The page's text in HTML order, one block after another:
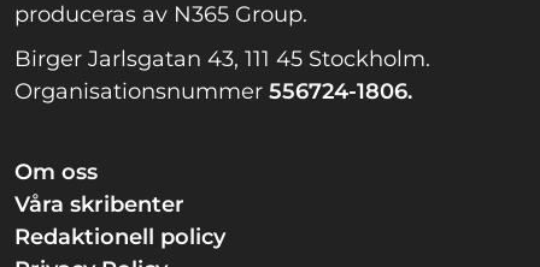
produceras av N365 Group.
Birger Jarlsgatan 43, 111 45 Stockholm.
Organisationsnummer 556724-1806.
Om oss
Våra skribenter
Redaktionell policy